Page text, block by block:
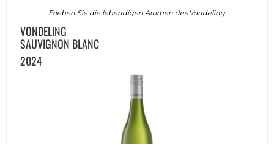
Erleben Sie die lebendigen Aromen des Vondeling.
VONDELING
SAUVIGNON BLANC
2024